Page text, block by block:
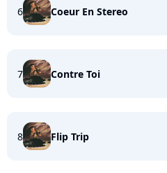
6 Coeur En Stereo
7 Contre Toi
8 Flip Trip